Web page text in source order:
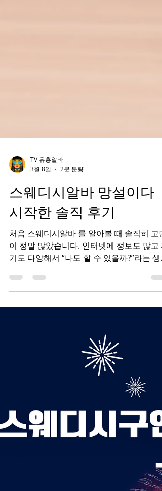
3월 8일
2분 분량
스웨디시알바 망설이다
시작한 솔직 후기
처음 스웨디시알바 를 알아볼 때 솔직히 고민
이 정말 많았습니다. 인터넷에 정보도 많고
기도 다양해서 “나도 할 수 있을까?”라는 생
이 계속 들었거든요. 하지만 막상 시작해 보
솔직하게 정리해 보겠습니다. 스웨디시알바
처음에는 걱정이 많았던 이유 처음 스웨디시
알바를 검색했을 때 가장 걱정했던 부분은 크
게 세 가지였습니다. 첫 번째는 일이 어렵지
혀 없었기 때문에 기술을 배우기 어렵거나 손
님 응대가 힘들지 않을까 걱정했습니다. 두
째는 근무 환경 이었습니다. 어떤 업소인지,
위기는 어떤지 알 수 없기 때문에 안전한 곳
로 괜찮은지 였습니다. 인터넷에서는 고수입
이라고 하지만 현실과 차이가 있을까 봐 쉽게